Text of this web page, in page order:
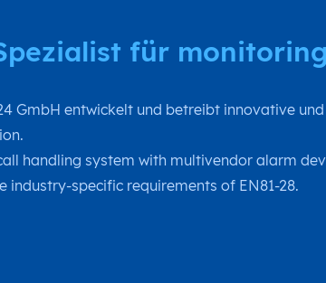
für
GmbH entwickelt und betreibt innovative
handling system with multivendor alarm
industry-specific requirements of EN81-28.